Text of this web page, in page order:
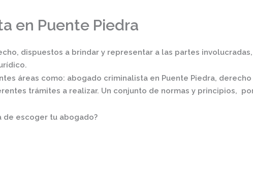
en Puente Piedra
dispuestos a brindar y representar a las partes
áreas como: abogado criminalista en Puente Piedra,
trámites a realizar. Un conjunto de normas y principios,
de escoger tu abogado?